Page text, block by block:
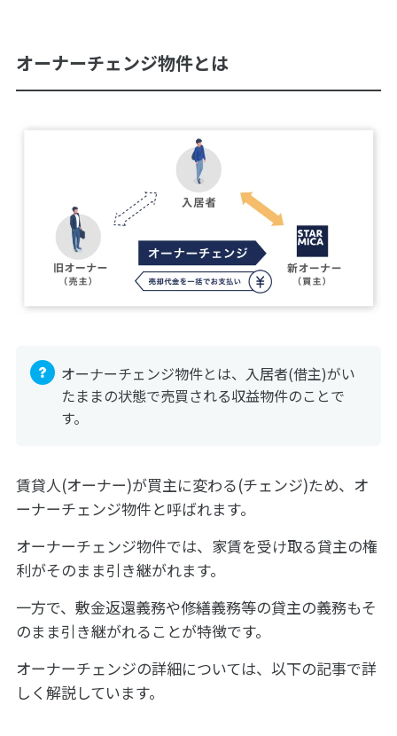
オーナーチェンジ物件とは
オーナーチェンジ物件とは、入居者(借主)がい
たままの状態で売買される収益物件のことで
す。
賃貸人(オーナー)が買主に変わる(チェンジ)ため、オ
ーナーチェンジ物件と呼ばれます。
オーナーチェンジ物件では、家賃を受け取る貸主の権
利がそのまま引き継がれます。
一方で、敷金返還義務や修繕義務等の貸主の義務もそ
のまま引き継がれることが特徴です。
オーナーチェンジの詳細については、以下の記事で詳
しく解説しています。